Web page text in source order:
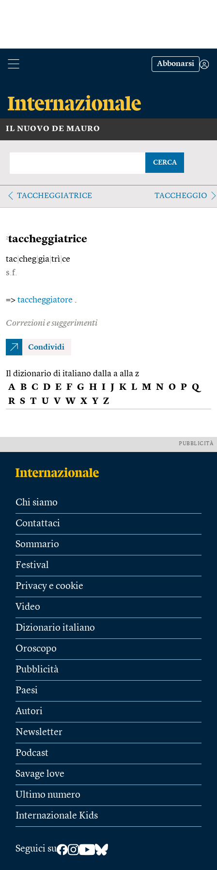
Abbonarsi
IL NUOVO DE MAURO
CERCA
TACCHEGGIATRICE TACCHEGGIO
2taccheggiatrice
tac cheg gia trì ce
s.f.
=> taccheggiatore
Correzioni e suggerimenti
Condividi
Il dizionario di italiano dalla a alla z
A B C D E F G H I J K L M N O P Q
R S T U V W X Y Z
PUBBLICITÀ
Chi siamo
Contattaci
Sommario
Festival
Privacy e cookie
Video
Dizionario italiano
Oroscopo
Pubblicità
Paesi
Autori
Newsletter
Podcast
Savage love
Ultimo numero
Internazionale Kids
Seguici su